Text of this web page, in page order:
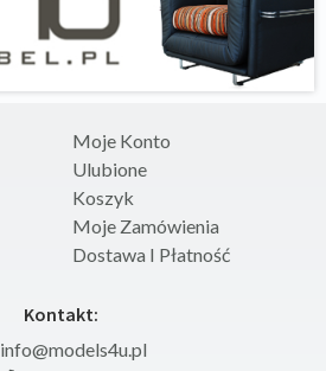
Moje Konto
Ulubione
Koszyk
Moje Zamówienia
Dostawa I Płatność
Kontakt:
info@models4u.pl